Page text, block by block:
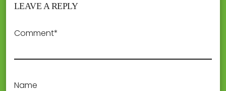
LEAVE A REPLY
Comment*
Name